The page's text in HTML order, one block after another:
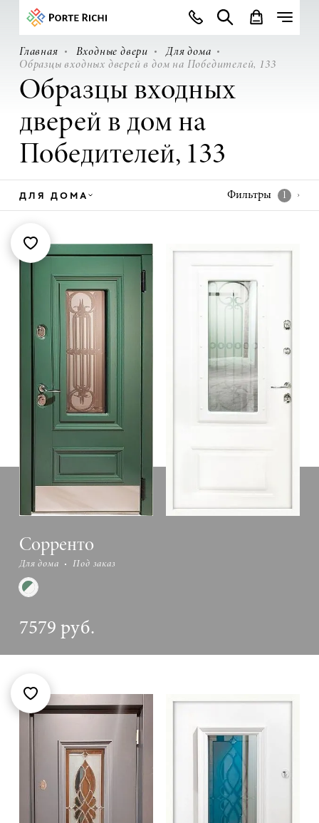
Главная Входные двери
Для дома
Образцы входных дверей в дом на Победителей, 133
Образцы входных
дверей в дом на
Победителей, 133
ДЛЯ ДОМА Фильтры 1
Сорренто
Для дома Под заказ
7579 руб.